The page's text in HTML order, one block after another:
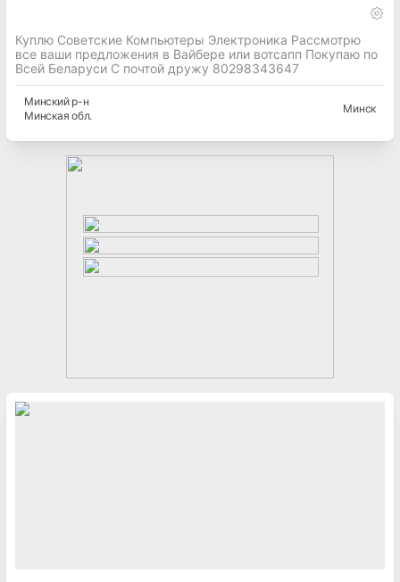
Куплю Советские Компьютеры Электроника Рассмотрю
все ваши предложения в Вайбере или вотсапп Покупаю по
Всей Беларуси С почтой дружу 80298343647
Минскийр-н
Минская обл.
Минск